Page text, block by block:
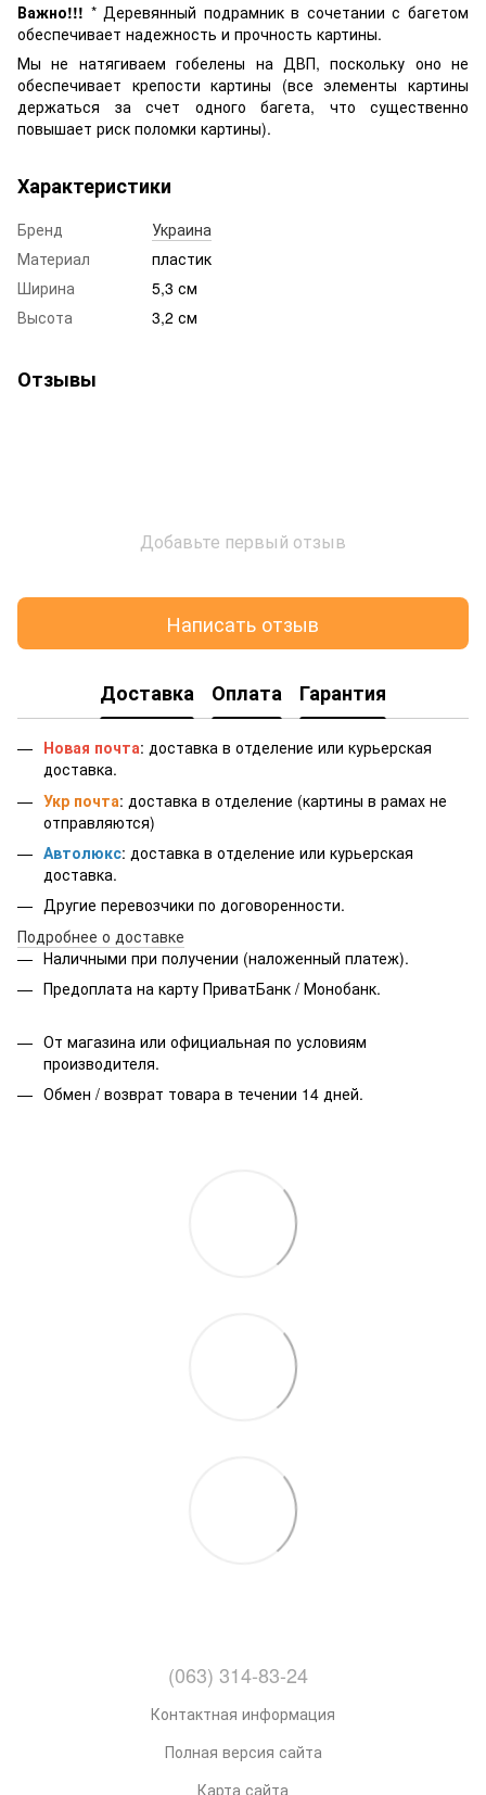
Важно!!! * Деревянный подрамник в сочетании с багетом
обеспечивает надежность и прочность картины.
Мы не натягиваем гобелены на ДВП, поскольку оно не
обеспечивает крепости картины (все элементы картины
держаться за счет одного багета, что существенно
повышает риск поломки картины).
Характеристики
Бренд
Украина
Материал
пластик
Ширина
5,3 см
Высота
3,2 см
Отзывы
Добавьте первый отзыв
Написать отзыв
Доставка Оплата Гарантия
Новая почта: доставка в отделение или курьерская
доставка.
Укр почта: доставка в отделение (картины в рамах не
отправляются)
Автолюкс: доставка в отделение или курьерская
доставка.
Другие перевозчики по договоренности.
Подробнее о доставке
Наличными при получении (наложенный платеж).
Предоплата на карту ПриватБанк / Монобанк.
От магазина или официальная по условиям
производителя.
Обмен / возврат товара в течении 14 дней.
(063) 314-83-24
Контактная информация
Полная версия сайта
Карта сайта